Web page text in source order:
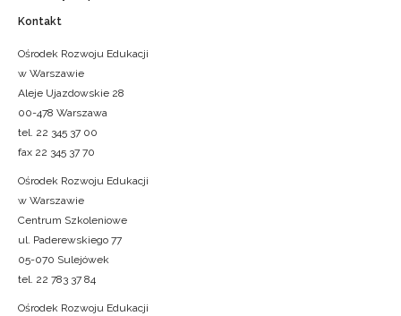
Kontakt
Ośrodek Rozwoju Edukacji
w Warszawie
Aleje Ujazdowskie 28
00-478 Warszawa
tel. 22 345 37 00
fax 22 345 37 70
Ośrodek Rozwoju Edukacji
w Warszawie
Centrum Szkoleniowe
ul. Paderewskiego 77
05-070 Sulejówek
tel. 22 783 37 84
Ośrodek Rozwoju Edukacji